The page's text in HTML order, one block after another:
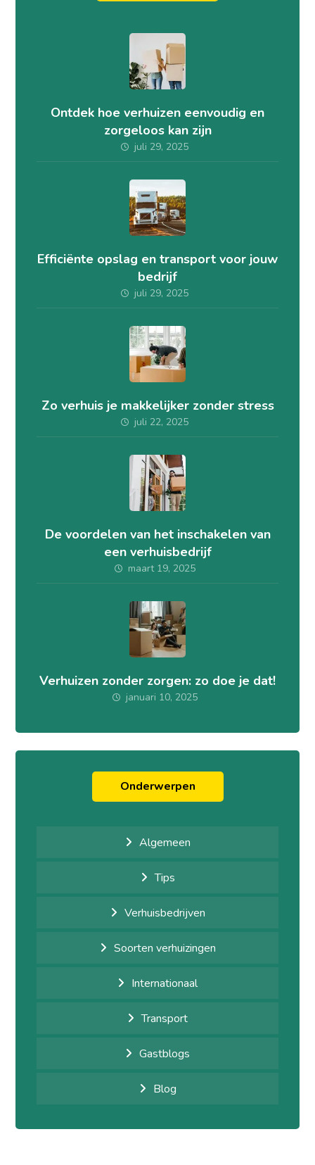
Ontdek hoe verhuizen eenvoudig en
zorgeloos kan zijn
juli 29, 2025
Efficiënte opslag en transport voor jouw
bedrijf
juli 29, 2025
Zo verhuis je makkelijker zonder stress
juli 22, 2025
De voordelen van het inschakelen van
een verhuisbedrijf
maart 19, 2025
Verhuizen zonder zorgen: zo doe je dat!
januari 10, 2025
Onderwerpen
Algemeen
Tips
Verhuisbedrijven
Soorten verhuizingen
Internationaal
Transport
Gastblogs
Blog